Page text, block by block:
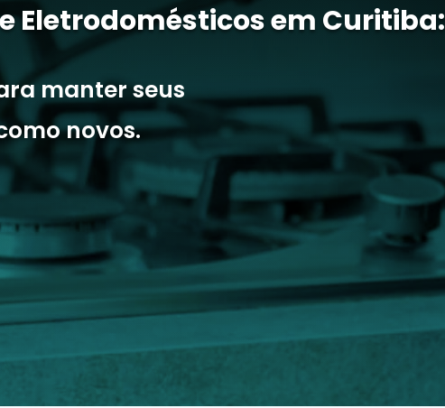
Eletrodomésticos em Curitiba:
manter seus
novos.